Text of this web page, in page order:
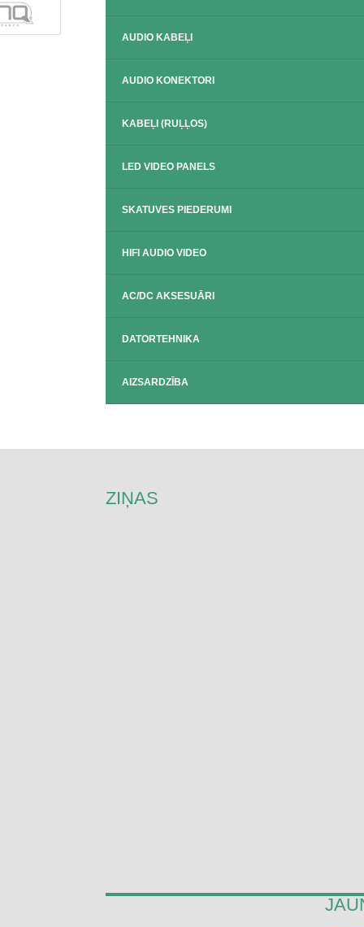
AUDIO KABEĻI
AUDIO KONEKTORI
KABEĻI (RUĻĻOS)
LED VIDEO PANELS
SKATUVES PIEDERUMI
HIFI AUDIO VIDEO
AC/DC AKSESUĀRI
DATORTEHNIKA
AIZSARDZĪBA
ZIŅAS